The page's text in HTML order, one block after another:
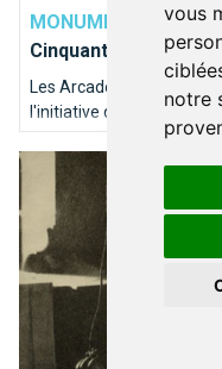
vous
notre
MONUMENT DE
Cinquantenaire
Les Arcades du
l'initiative du roi Léopold
cinquantième
Victor Horta, père de